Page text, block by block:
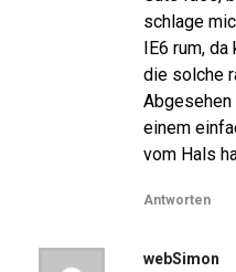
schlage
IE6 rum,
die solche
Abgesehen
einem
vom Hals
Antworten
webSimon